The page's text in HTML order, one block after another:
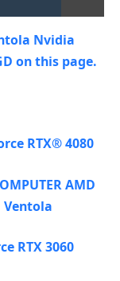
RTX® 4080
AMD
Ventola
RTX 3060